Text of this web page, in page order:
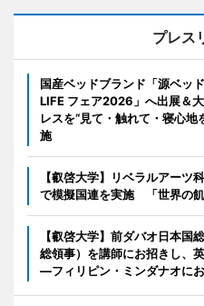
プレス
国産ベッドブランド「源ベッ
LIFE フェア2026」へ出展＆
レスを“見て・触れて・寝心
施
【叡啓大学】リベラルアーツ
で模擬国連を実施 「世界の
【叡啓大学】前ダバオ日本国
総領事）を講師にお招きし、
―フィリピン・ミンダナオに